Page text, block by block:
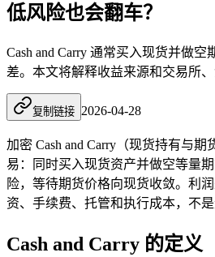
低风险也会翻车？
Cash and Carry 通常买入现货并做
差。本文将解释收益来源和交易所
复制链接 2026-04-28
加密 Cash and Carry（现货持有与
易：同时买入现货资产并做空等量
险，等待期货价格向现货收敛。利
资、手续费、托管和执行成本，不是
Cash and Carry 的定义